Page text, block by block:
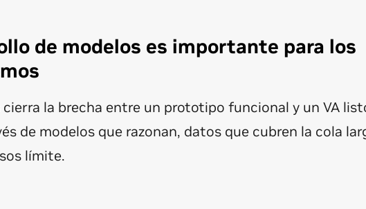
de modelos es importante para los
cierra la brecha entre un prototipo funcional y un VA
de modelos que razonan, datos que cubren la cola
límite.